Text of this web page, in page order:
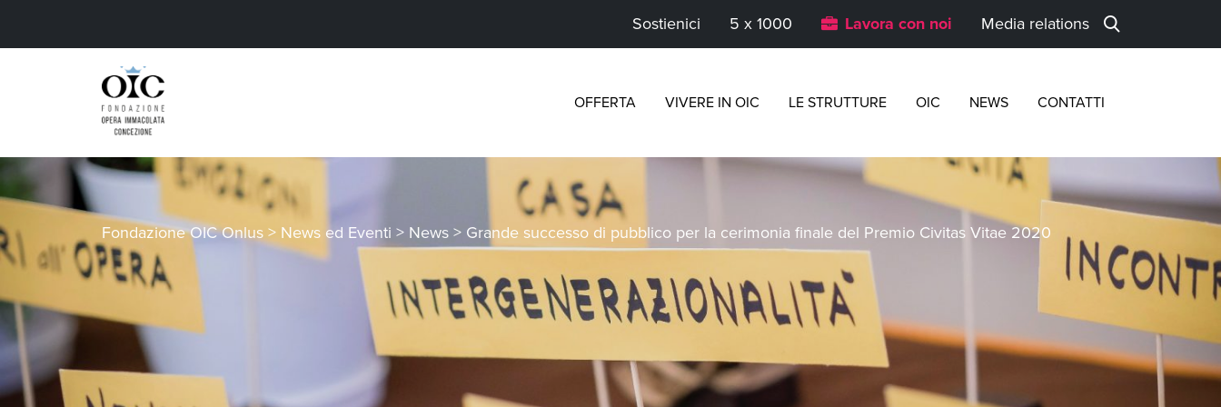
Sostienici 5 x 1000 Lavora con noi Media relations
OFFERTA VIVERE IN OIC LE STRUTTURE OIC NEWS CONTATTI
Fondazione OIC Onlus > News ed Eventi > News > Grande successo di pubblico per la cerimonia finale del Premio Civitas Vitae 2020